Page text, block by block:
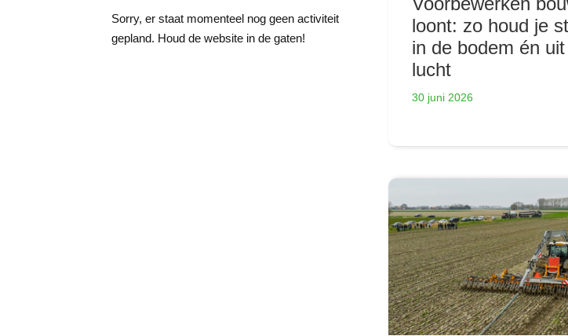
Sorry, er staat momenteel nog geen activiteit
gepland. Houd de website in de gaten!
loont: zo houd je
in de bodem én
lucht
30 juni 2026